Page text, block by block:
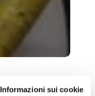
Informazioni sui cookie